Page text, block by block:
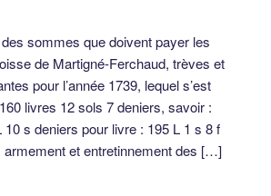
sommes que doivent payer les
de Martigné-Ferchaud, trèves et
pour l’année 1739, lequel s’est
livres 12 sols 7 deniers, savoir :
10 s deniers pour livre : 195 L 1 s 8 f
armement et entretinnement des […]